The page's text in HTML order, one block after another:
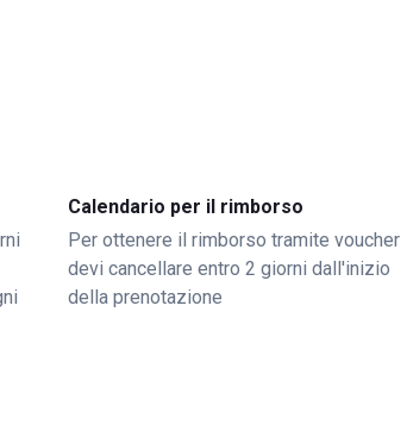
Calendario per il rimborso
Per ottenere il rimborso tramite voucher
devi cancellare entro 2 giorni dall'inizio
della prenotazione